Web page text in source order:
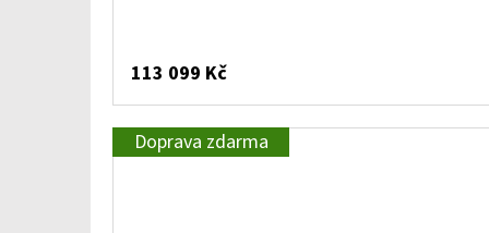
113 099 Kč
Doprava zdarma